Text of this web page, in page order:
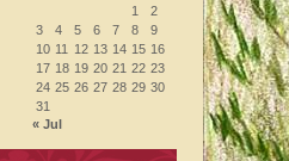
1
2
3
4 5 6 7 8
9
10 11 12 13 14 15 16
17 18 19 20 21 22 23
24 25 26 27 28 29 30
31
« Jul